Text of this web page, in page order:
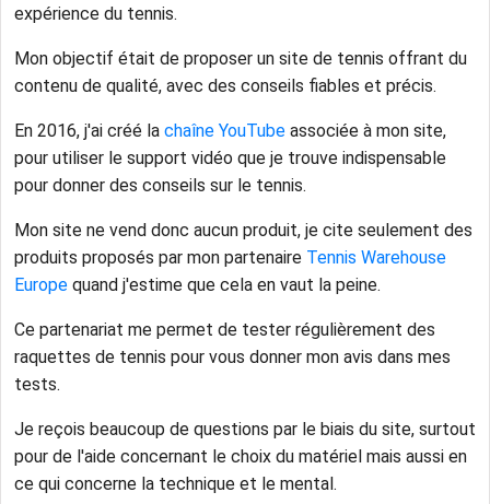
expérience du tennis.
Mon objectif était de proposer un site de tennis offrant du
contenu de qualité, avec des conseils fiables et précis.
En 2016, j'ai créé la chaîne YouTube associée à mon site,
pour utiliser le support vidéo que je trouve indispensable
pour donner des conseils sur le tennis.
Mon site ne vend donc aucun produit, je cite seulement des
produits proposés par mon partenaire Tennis Warehouse
Europe quand j'estime que cela en vaut la peine.
Ce partenariat me permet de tester régulièrement des
raquettes de tennis pour vous donner mon avis dans mes
tests.
Je reçois beaucoup de questions par le biais du site, surtout
pour de l'aide concernant le choix du matériel mais aussi en
ce qui concerne la technique et le mental.